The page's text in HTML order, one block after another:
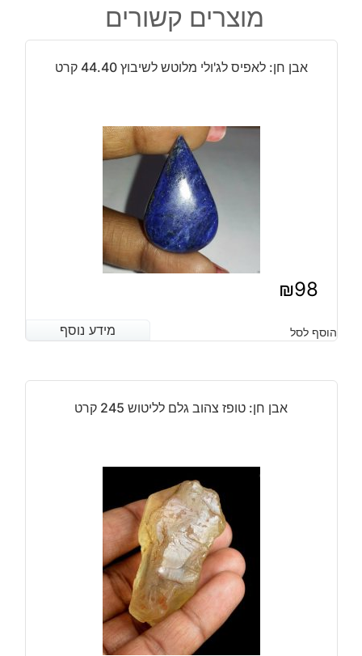
מלוטש
לשיבוץ
2*4
0.3
קרט
מוצרים קשורים
אבן חן: לאפיס לג'ולי מלוטש לשיבוץ 44.40 קרט
₪98
מידע נוסף הוסף לסל מידע נוסף
אבן חן: טופז צהוב גלם לליטוש 245 קרט